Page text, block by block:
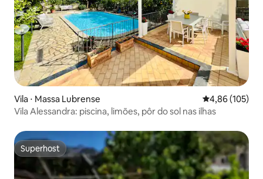
Vila ⋅ Massa Lubrense 4,86 de uma
4,86 (105)
Vila Alessandra: piscina, limões, pôr do sol nas ilhas
Superhost
Superhost